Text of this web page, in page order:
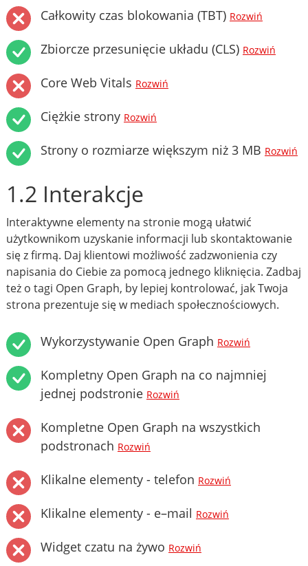
Całkowity czas blokowania (TBT) Rozwiń
Zbiorcze przesunięcie układu (CLS) Rozwiń
Core Web Vitals Rozwiń
Ciężkie strony Rozwiń
Strony o rozmiarze większym niż 3 MB Rozwiń
1.2 Interakcje
Interaktywne elementy na stronie mogą ułatwić
użytkownikom uzyskanie informacji lub skontaktowanie
się z firmą. Daj klientowi możliwość zadzwonienia czy
napisania do Ciebie za pomocą jednego kliknięcia. Zadbaj
też o tagi Open Graph, by lepiej kontrolować, jak Twoja
strona prezentuje się w mediach społecznościowych.
Wykorzystywanie Open Graph Rozwiń
Kompletny Open Graph na co najmniej
jednej podstronie Rozwiń
Kompletne Open Graph na wszystkich
podstronach Rozwiń
Klikalne elementy - telefon Rozwiń
Klikalne elementy - e–mail Rozwiń
Widget czatu na żywo Rozwiń